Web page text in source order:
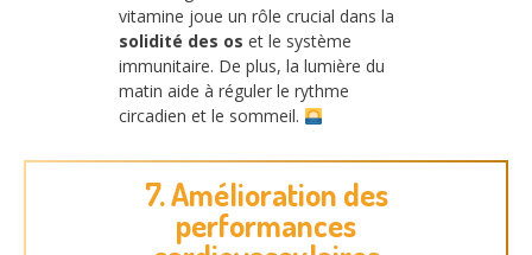
vitamine joue un rôle crucial dans la
solidité des os et le système
immunitaire. De plus, la lumière du
matin aide à réguler le rythme
circadien et le sommeil.
7. Amélioration des
performances